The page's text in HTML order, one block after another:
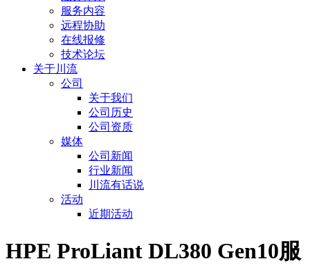
服务内容
远程协助
在线报修
技术论坛
关于川流
公司
关于我们
公司历史
公司资质
媒体
公司新闻
行业新闻
川流有话说
活动
近期活动
HPE ProLiant DL380 Gen10服